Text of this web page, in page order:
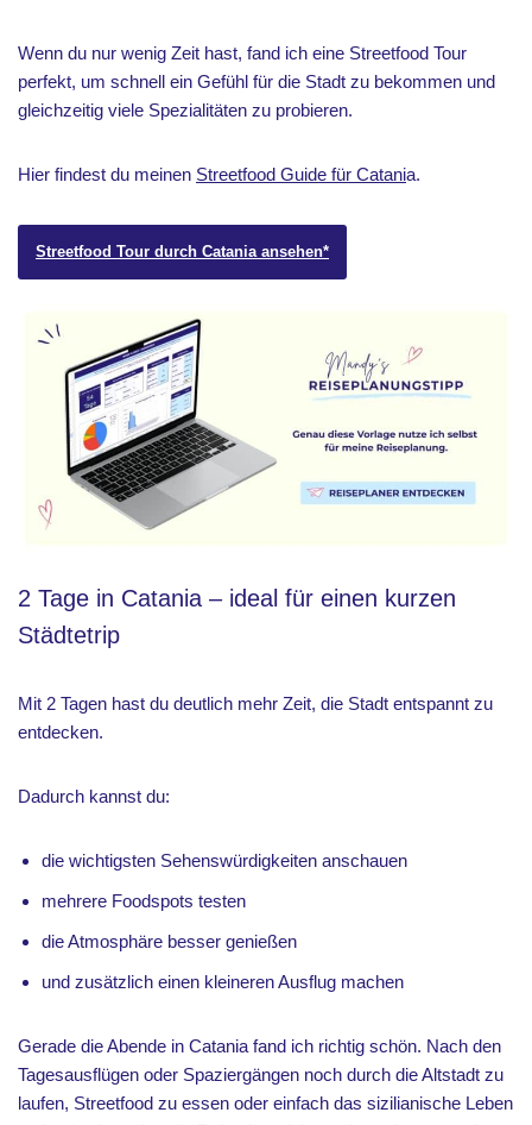
Wenn du nur wenig Zeit hast, fand ich eine Streetfood Tour
perfekt, um schnell ein Gefühl für die Stadt zu bekommen und
gleichzeitig viele Spezialitäten zu probieren.
Hier findest du meinen Streetfood Guide für Catania.
Streetfood Tour durch Catania ansehen*
2 Tage in Catania – ideal für einen kurzen
Städtetrip
Mit 2 Tagen hast du deutlich mehr Zeit, die Stadt entspannt zu
entdecken.
Dadurch kannst du:
die wichtigsten Sehenswürdigkeiten anschauen
mehrere Foodspots testen
die Atmosphäre besser genießen
und zusätzlich einen kleineren Ausflug machen
Gerade die Abende in Catania fand ich richtig schön. Nach den
Tagesausflügen oder Spaziergängen noch durch die Altstadt zu
laufen, Streetfood zu essen oder einfach das sizilianische Leben